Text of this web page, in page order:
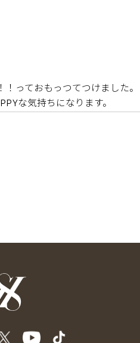
っておもっつてつけました。
な気持ちになります。